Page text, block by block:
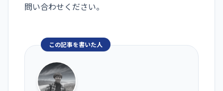
問い合わせください。
この記事を書いた人